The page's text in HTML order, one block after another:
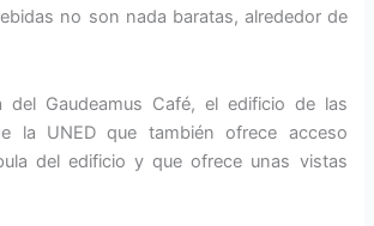
no son nada baratas, alrededor de
Gaudeamus Café, el edificio de las
la UNED que también ofrece acceso
del edificio y que ofrece unas vistas